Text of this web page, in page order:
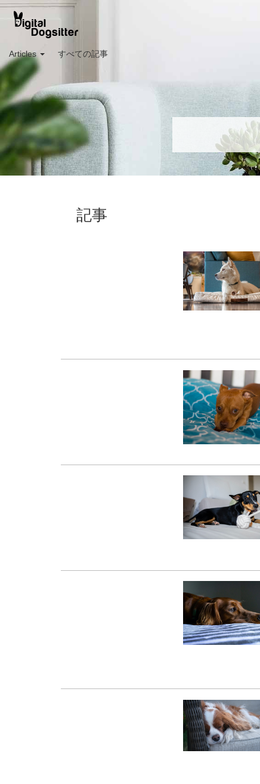
Articles すべての記事
記事